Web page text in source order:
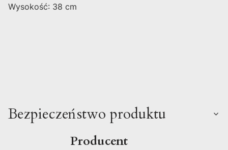
Wysokość: 38 cm
Bezpieczeństwo produktu
Producent